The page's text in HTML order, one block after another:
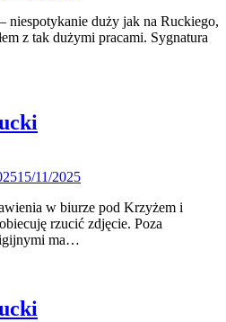
niespotykanie duży jak na Ruckiego,
z tak dużymi pracami. Sygnatura
15/11/2025
w biurze pod Krzyżem i
rzucić zdjęcie. Poza
ma…